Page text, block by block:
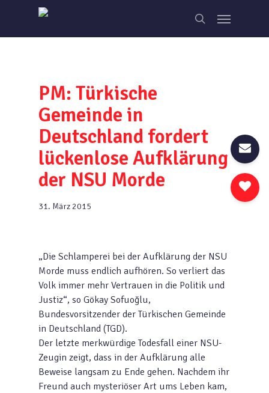
main
search
Menu
PM: Türkische
Gemeinde in
Deutschland fordert
lückenlose Aufklärung
der NSU Morde
31. März 2015
„Die Schlamperei bei der Aufklärung der NSU
Morde muss endlich aufhören. So verliert das
Volk immer mehr Vertrauen in die Politik und
Justiz“, so Gökay Sofuoğlu,
Bundesvorsitzender der Türkischen Gemeinde
in Deutschland (TGD).
Der letzte merkwürdige Todesfall einer NSU-
Zeugin zeigt, dass in der Aufklärung alle
Beweise langsam zu Ende gehen. Nachdem ihr
Freund auch mysteriöser Art ums Leben kam,